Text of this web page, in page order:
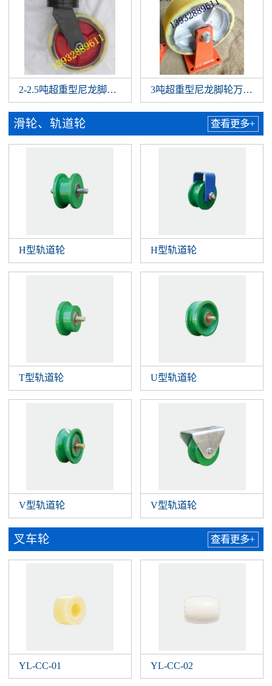
2-2.5吨超重型尼龙脚轮，特重型尼龙刹车万向脚轮
3吨超重型尼龙脚轮万向轮
滑轮、轨道轮 查看更多+
H型轨道轮 H型轨道轮
T型轨道轮 U型轨道轮
V型轨道轮 V型轨道轮
叉车轮 查看更多+
YL-CC-01 YL-CC-02